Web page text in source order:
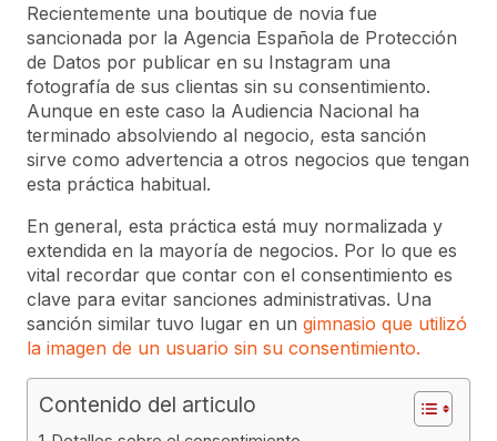
Recientemente una boutique de novia fue
sancionada por la Agencia Española de Protección
de Datos por publicar en su Instagram una
fotografía de sus clientas sin su consentimiento.
Aunque en este caso la Audiencia Nacional ha
terminado absolviendo al negocio, esta sanción
sirve como advertencia a otros negocios que tengan
esta práctica habitual.
En general, esta práctica está muy normalizada y
extendida en la mayoría de negocios. Por lo que es
vital recordar que contar con el consentimiento es
clave para evitar sanciones administrativas. Una
sanción similar tuvo lugar en un gimnasio que utilizó
la imagen de un usuario sin su consentimiento.
Contenido del articulo